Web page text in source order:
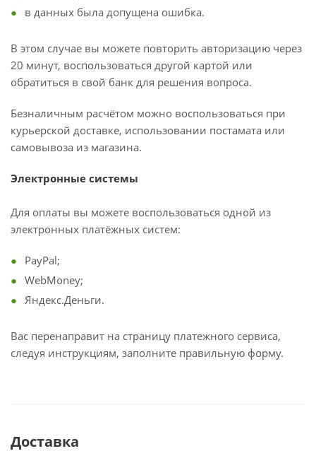
в данных была допущена ошибка.
В этом случае вы можете повторить авторизацию через
20 минут, воспользоваться другой картой или
обратиться в свой банк для решения вопроса.
Безналичным расчётом можно воспользоваться при
курьерской доставке, использовании постамата или
самовывоза из магазина.
Электронные системы
Для оплаты вы можете воспользоваться одной из
электронных платёжных систем:
PayPal;
WebMoney;
Яндекс.Деньги.
Вас перенаправит на страницу платежного сервиса,
следуя инструкциям, заполните правильную форму.
Доставка